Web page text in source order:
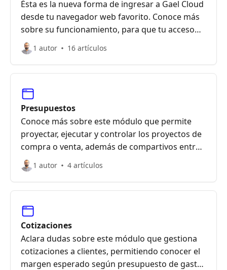
Ésta es la nueva forma de ingresar a Gael Cloud
desde tu navegador web favorito. Conoce más
sobre su funcionamiento, para que tu acceso
sea más rápido y fácil
1 autor 16 artículos
Presupuestos
Conoce más sobre este módulo que permite
proyectar, ejecutar y controlar los proyectos de
compra o venta, además de compartivos entre
lo proyectado y lo ejecutado
1 autor 4 artículos
Cotizaciones
Aclara dudas sobre este módulo que gestiona
cotizaciones a clientes, permitiendo conocer el
margen esperado según presupuesto de gasto